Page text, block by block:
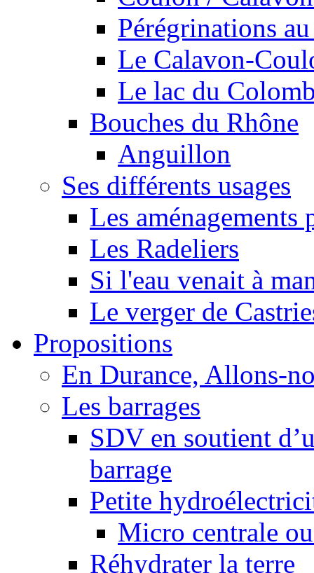
Pérégrinations
Le Calavon-
Le lac du
Bouches du Rhône
Anguillon
Ses différents usages
Les
Les Radeliers
Si l'eau venait à
Le verger de
Propositions
En Durance, Allons-
Les barrages
SDV en soutient
barrage
Petite
Micro centrale
Réhydrater la terre